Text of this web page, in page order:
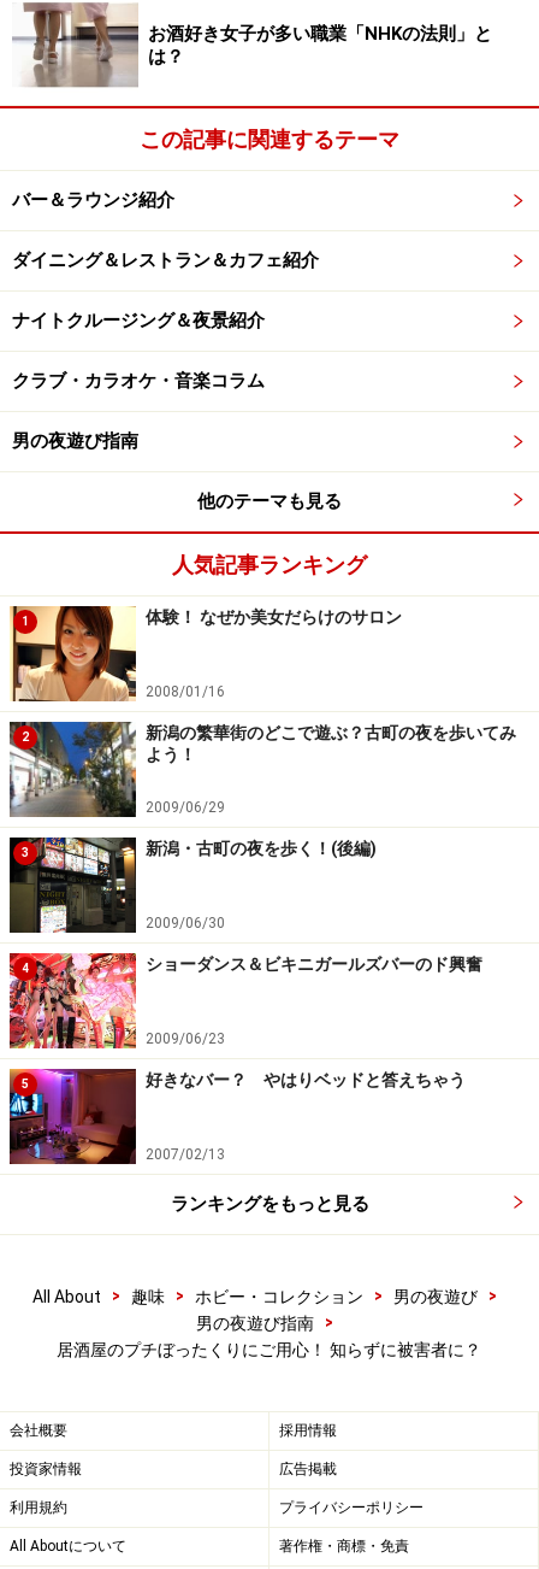
わんや状態なのかはよくわかりませんが、3分たっても
誰も来なければ、レジカウンターなり厨房なりまで足を
運んで「早く！」とクレームをつけるべき。広い店内で
店員がやたら若くて少ないお店は、とりあえず黄信号で
飲み放題だけど食い物がわりと高い
これもよくある初歩的な手口です。枝豆や冷や奴やあた
りめといった「まずは一品」系のつまみは安いけど、唐
揚げだとか和牛（かどうかは怪しいものです）のたた
なり値段が跳ね上がる。酔いにまかせて調子こいで食べ
まくっているうちに結局会計は一人5千円、なんてケー
スも珍しくはありません。
さらには、しょぼいお通しが一品有無も言わせず500円
だとか……。キャッチされた段階でメニューを吟味しまく
り、「お通しはいくら？」と忘れずに問いただすことが
ポイントです。しかし、「生ビール」が発泡酒をさらに
水で薄めたクラスの残念な味だったとしても、それはし
かたありません。「飲み放題」とはそういうものなので
す。
ラストオーダー30分前になると、店員がオ
ーダーを取りに来なくなる
客側の心理としては、もうすぐラストオーダーとなれ
ば、「最後にガッツリ飲み物を注文しとこう」と考える
のが当たり前。ところが、タチの悪いキャバクラのよう
に、「そろそろラストオーダーのお時間ですが」の一言
をかけずに、しれっと延長料金までせしめてしまうお店
が実在するんです。仲間内で比較的アルコールに溺れな
いタイプの人に、あらかじめ時間の管理を頼んで、ラス
ト30分前になっても注文を取りに来ないならば、やはり
お酒好き女子が多い職業「NHKの法則」と
は？
この記事に関連するテーマ
バー＆ラウンジ紹介
ダイニング＆レストラン＆カフェ紹介
ナイトクルージング＆夜景紹介
クラブ・カラオケ・音楽コラム
男の夜遊び指南
他のテーマも見る
人気記事ランキング
1 体験！ なぜか美女だらけのサロン
2008/01/16
2
新潟の繁華街のどこで遊ぶ？古町の夜を歩いてみ
よう！
2009/06/29
3 新潟・古町の夜を歩く！(後編)
2009/06/30
4 ショーダンス＆ビキニガールズバーのド興奮
2009/06/23
5 好きなバー？ やはりベッドと答えちゃう
2007/02/13
ランキングをもっと見る
All About > 趣味 > ホビー・コレクション > 男の夜遊び
>
男の夜遊び指南
>
居酒屋のプチぼったくりにご用心！ 知らずに被害者に？
会社概要 採用情報
投資家情報 広告掲載
利用規約 プライバシーポリシー
All Aboutについて 著作権・商標・免責